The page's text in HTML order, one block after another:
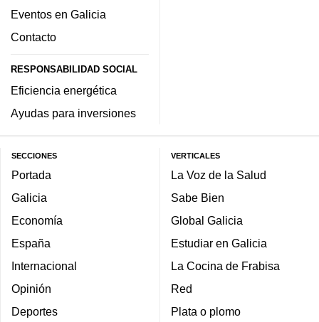
Eventos en Galicia
Contacto
RESPONSABILIDAD SOCIAL
Eficiencia energética
Ayudas para inversiones
SECCIONES
Portada
Galicia
Economía
España
Internacional
Opinión
Deportes
VERTICALES
La Voz de la Salud
Sabe Bien
Global Galicia
Estudiar en Galicia
La Cocina de Frabisa
Red
Plata o plomo